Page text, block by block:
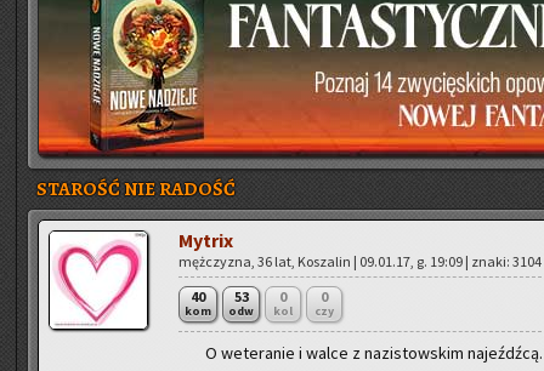
STAROŚĆ NIE RADOŚĆ
My­trix
męż­czy­zna, 36 lat, Ko­sza­lin | 09.01.17, g. 19:09 | znaki: 3104
40
kom
53
odw
0
kol
0
czy
O we­te­ra­nie i walce z na­zi­stow­skim na­jeźdź­cą.